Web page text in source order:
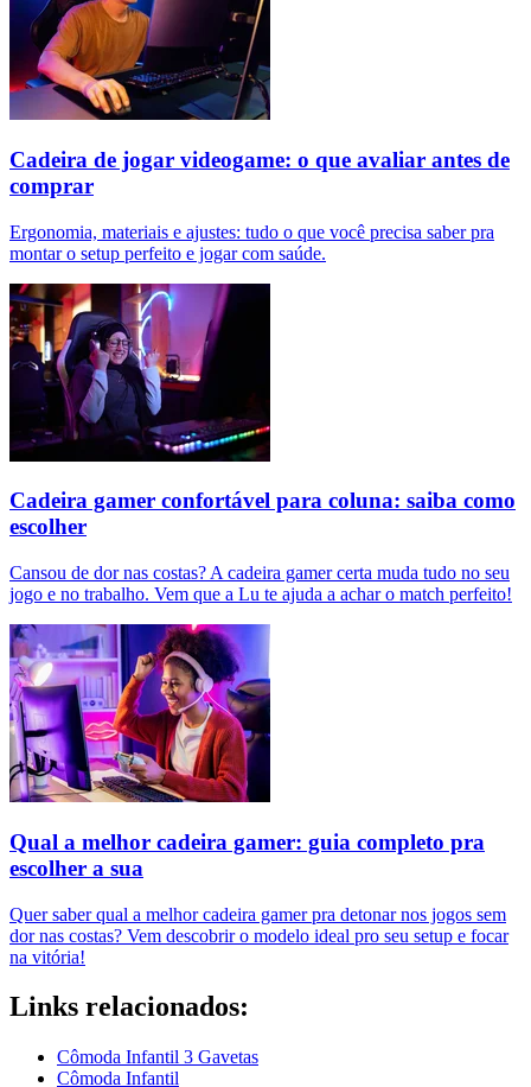
Cadeira de jogar videogame: o que avaliar antes de
comprar
Ergonomia, materiais e ajustes: tudo o que você precisa saber pra
montar o setup perfeito e jogar com saúde.
Cadeira gamer confortável para coluna: saiba como
escolher
Cansou de dor nas costas? A cadeira gamer certa muda tudo no seu
jogo e no trabalho. Vem que a Lu te ajuda a achar o match perfeito!
Qual a melhor cadeira gamer: guia completo pra
escolher a sua
Quer saber qual a melhor cadeira gamer pra detonar nos jogos sem
dor nas costas? Vem descobrir o modelo ideal pro seu setup e focar
na vitória!
Links relacionados:
Cômoda Infantil 3 Gavetas
Cômoda Infantil